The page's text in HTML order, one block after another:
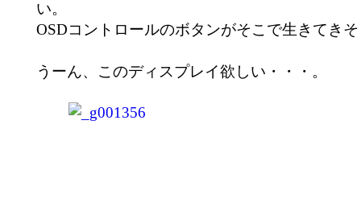
い。
OSDコントロールのボタンがそこで生きてき
うーん、このディスプレイ欲しい・・・。